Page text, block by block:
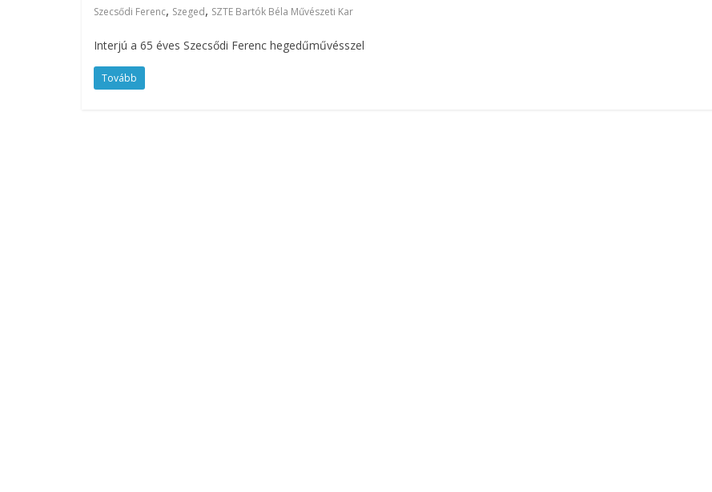
Szecsődi Ferenc, Szeged, SZTE Bartók Béla Művészeti Kar
Interjú a 65 éves Szecsődi Ferenc hegedűművésszel
Tovább